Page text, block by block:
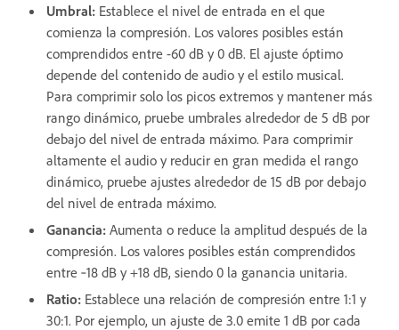
Umbral: Establece el nivel de entrada en el que
comienza la compresión. Los valores posibles están
comprendidos entre -60 dB y 0 dB. El ajuste óptimo
depende del contenido de audio y el estilo musical.
Para comprimir solo los picos extremos y mantener más
rango dinámico, pruebe umbrales alrededor de 5 dB por
debajo del nivel de entrada máximo. Para comprimir
altamente el audio y reducir en gran medida el rango
dinámico, pruebe ajustes alrededor de 15 dB por debajo
del nivel de entrada máximo.
Ganancia: Aumenta o reduce la amplitud después de la
compresión. Los valores posibles están comprendidos
entre ‑18 dB y +18 dB, siendo 0 la ganancia unitaria.
Ratio: Establece una relación de compresión entre 1:1 y
30:1. Por ejemplo, un ajuste de 3.0 emite 1 dB por cada